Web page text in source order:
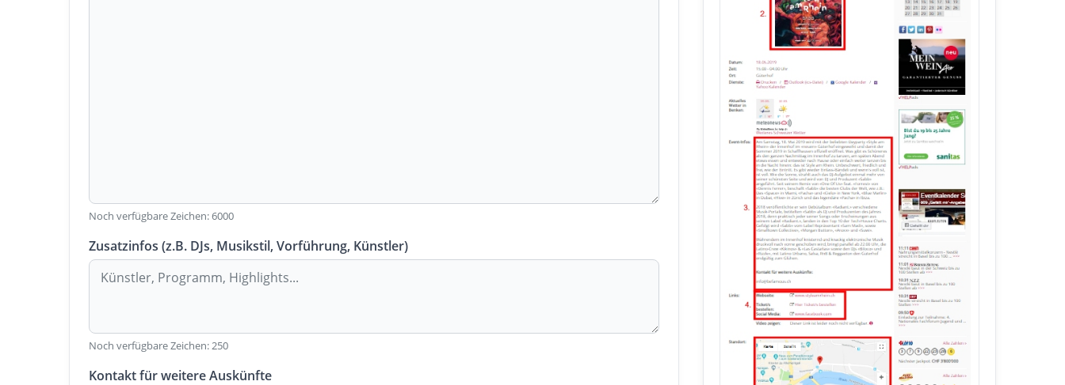
Noch verfügbare Zeichen:6000
Zusatzinfos (z.B. DJs, Musikstil, Vorführung, Künstler)
Noch verfügbare Zeichen:250
Kontakt für weitere Auskünfte